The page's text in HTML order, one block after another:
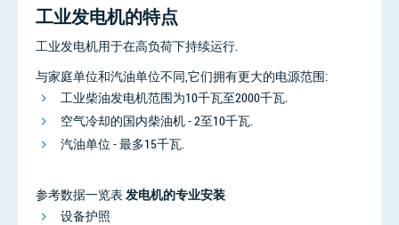
工业发电机的特点
工业发电机用于在高负荷下持续运行.
与家庭单位和汽油单位不同,它们拥有更大的电源范围:
工业柴油发电机范围为10千瓦至2000千瓦.
空气冷却的国内柴油机 - 2至10千瓦.
汽油单位 - 最多15千瓦.
参考数据一览表 发电机的专业安装
设备护照